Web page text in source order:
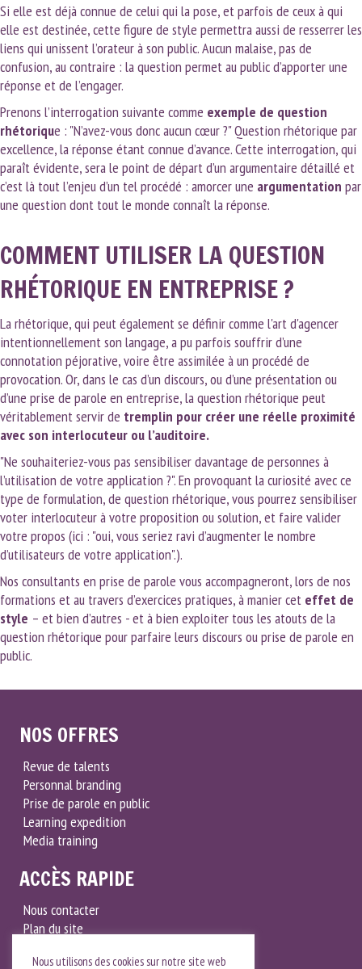
Si elle est déjà connue de celui qui la pose, et parfois de ceux à qui
elle est destinée, cette figure de style permettra aussi de resserrer les
liens qui unissent l’orateur à son public. Aucun malaise, pas de
confusion, au contraire : la question permet au public d’apporter une
réponse et de l’engager.
Prenons l’interrogation suivante comme exemple de question
rhétorique : "N’avez-vous donc aucun cœur ?" Question rhétorique par
excellence, la réponse étant connue d’avance. Cette interrogation, qui
paraît évidente, sera le point de départ d’un argumentaire détaillé et
c’est là tout l’enjeu d’un tel procédé : amorcer une argumentation par
une question dont tout le monde connaît la réponse.
COMMENT UTILISER LA QUESTION
RHÉTORIQUE EN ENTREPRISE ?
La rhétorique, qui peut également se définir comme l'art d'agencer
intentionnellement son langage, a pu parfois souffrir d’une
connotation péjorative, voire être assimilée à un procédé de
provocation. Or, dans le cas d’un discours, ou d’une présentation ou
d’une prise de parole en entreprise, la question rhétorique peut
véritablement servir de tremplin pour créer une réelle proximité
avec son interlocuteur ou l’auditoire.
"Ne souhaiteriez-vous pas sensibiliser davantage de personnes à
l’utilisation de votre application ?". En provoquant la curiosité avec ce
type de formulation, de question rhétorique, vous pourrez sensibiliser
voter interlocuteur à votre proposition ou solution, et faire valider
votre propos (ici : "oui, vous seriez ravi d’augmenter le nombre
d’utilisateurs de votre application".).
Nos consultants en prise de parole vous accompagneront, lors de nos
formations et au travers d’exercices pratiques, à manier cet effet de
style – et bien d’autres - et à bien exploiter tous les atouts de la
question rhétorique pour parfaire leurs discours ou prise de parole en
public.
NOS OFFRES
Revue de talents
Personnal branding
Prise de parole en public
Learning expedition
Media training
ACCÈS RAPIDE
Nous contacter
Plan du site
Nous utilisons des cookies sur notre site web